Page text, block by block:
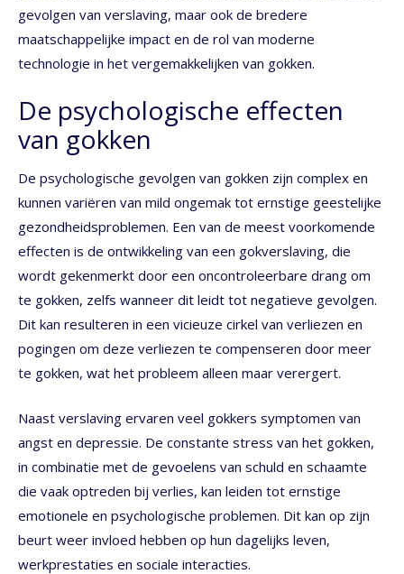
gevolgen van verslaving, maar ook de bredere
maatschappelijke impact en de rol van moderne
technologie in het vergemakkelijken van gokken.
De psychologische effecten
van gokken
De psychologische gevolgen van gokken zijn complex en
kunnen variëren van mild ongemak tot ernstige geestelijke
gezondheidsproblemen. Een van de meest voorkomende
effecten is de ontwikkeling van een gokverslaving, die
wordt gekenmerkt door een oncontroleerbare drang om
te gokken, zelfs wanneer dit leidt tot negatieve gevolgen.
Dit kan resulteren in een vicieuze cirkel van verliezen en
pogingen om deze verliezen te compenseren door meer
te gokken, wat het probleem alleen maar verergert.
Naast verslaving ervaren veel gokkers symptomen van
angst en depressie. De constante stress van het gokken,
in combinatie met de gevoelens van schuld en schaamte
die vaak optreden bij verlies, kan leiden tot ernstige
emotionele en psychologische problemen. Dit kan op zijn
beurt weer invloed hebben op hun dagelijks leven,
werkprestaties en sociale interacties.